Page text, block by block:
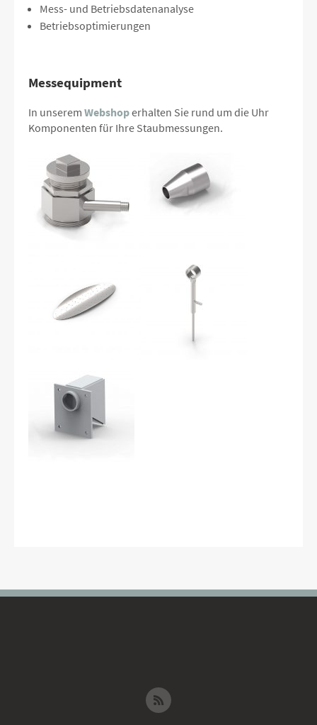
Mess- und Betriebsdatenanalyse
Betriebsoptimierungen
Messequipment
In unserem Webshoperhalten Sie rund um die Uhr
Komponenten für Ihre Staubmessungen.